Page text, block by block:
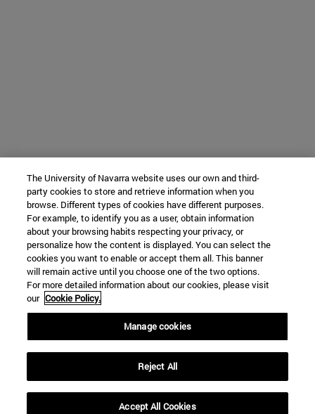
The University of Navarra website uses our own and third-
party cookies to store and retrieve information when you
browse. Different types of cookies have different purposes.
For example, to identify you as a user, obtain information
about your browsing habits respecting your privacy, or
personalize how the content is displayed. You can select the
cookies you want to enable or accept them all. This banner
will remain active until you choose one of the two options.
For more detailed information about our cookies, please visit
our Cookie Policy.
Manage cookies
Reject All
Accept All Cookies